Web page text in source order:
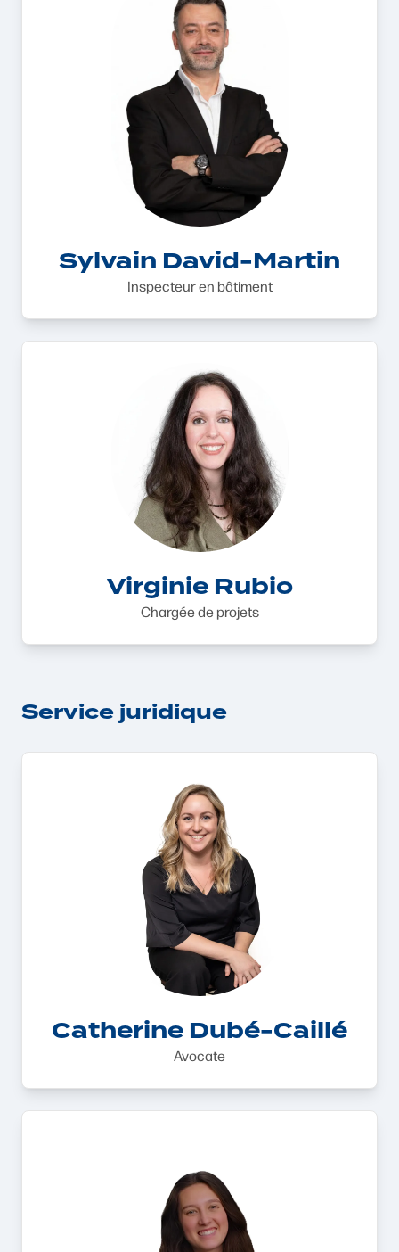
Sylvain David-Martin
Inspecteur en bâtiment
Virginie Rubio
Chargée de projets
Service juridique
Catherine Dubé-Caillé
Avocate